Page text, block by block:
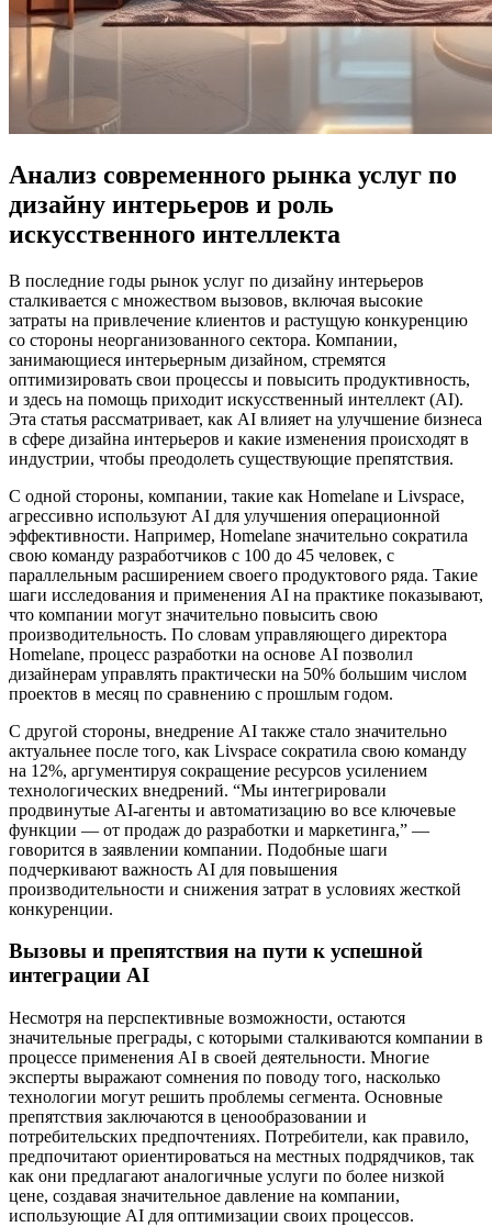
Анализ современного рынка услуг по
дизайну интерьеров и роль
искусственного интеллекта
В последние годы рынок услуг по дизайну интерьеров
сталкивается с множеством вызовов, включая высокие
затраты на привлечение клиентов и растущую конкуренцию
со стороны неорганизованного сектора. Компании,
занимающиеся интерьерным дизайном, стремятся
оптимизировать свои процессы и повысить продуктивность,
и здесь на помощь приходит искусственный интеллект (AI).
Эта статья рассматривает, как AI влияет на улучшение бизнеса
в сфере дизайна интерьеров и какие изменения происходят в
индустрии, чтобы преодолеть существующие препятствия.
С одной стороны, компании, такие как Homelane и Livspace,
агрессивно используют AI для улучшения операционной
эффективности. Например, Homelane значительно сократила
свою команду разработчиков с 100 до 45 человек, с
параллельным расширением своего продуктового ряда. Такие
шаги исследования и применения AI на практике показывают,
что компании могут значительно повысить свою
производительность. По словам управляющего директора
Homelane, процесс разработки на основе AI позволил
дизайнерам управлять практически на 50% большим числом
проектов в месяц по сравнению с прошлым годом.
С другой стороны, внедрение AI также стало значительно
актуальнее после того, как Livspace сократила свою команду
на 12%, аргументируя сокращение ресурсов усилением
технологических внедрений. “Мы интегрировали
продвинутые AI-агенты и автоматизацию во все ключевые
функции — от продаж до разработки и маркетинга,” —
говорится в заявлении компании. Подобные шаги
подчеркивают важность AI для повышения
производительности и снижения затрат в условиях жесткой
конкуренции.
Вызовы и препятствия на пути к успешной
интеграции AI
Несмотря на перспективные возможности, остаются
значительные преграды, с которыми сталкиваются компании в
процессе применения AI в своей деятельности. Многие
эксперты выражают сомнения по поводу того, насколько
технологии могут решить проблемы сегмента. Основные
препятствия заключаются в ценообразовании и
потребительских предпочтениях. Потребители, как правило,
предпочитают ориентироваться на местных подрядчиков, так
как они предлагают аналогичные услуги по более низкой
цене, создавая значительное давление на компании,
использующие AI для оптимизации своих процессов.